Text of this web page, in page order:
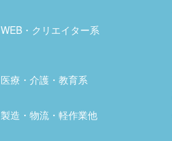
WEB・クリエイター系
医療・介護・教育系
製造・物流・軽作業他